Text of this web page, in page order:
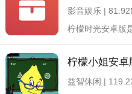
影音娱乐 |
柠檬小姐安卓
益智休闲 |